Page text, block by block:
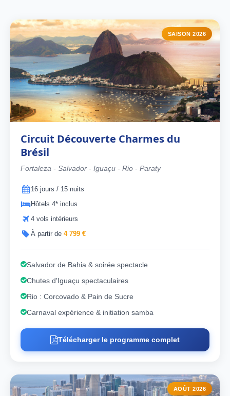
SAISON 2026
Circuit Découverte Charmes du
Brésil
Fortaleza - Salvador - Iguaçu - Rio - Paraty
16 jours / 15 nuits
Hôtels 4* inclus
4 vols intérieurs
À partir de 4 799 €
Salvador de Bahia & soirée spectacle
Chutes d'Iguaçu spectaculaires
Rio : Corcovado & Pain de Sucre
Carnaval expérience & initiation samba
Télécharger le programme complet
AOÛT 2026